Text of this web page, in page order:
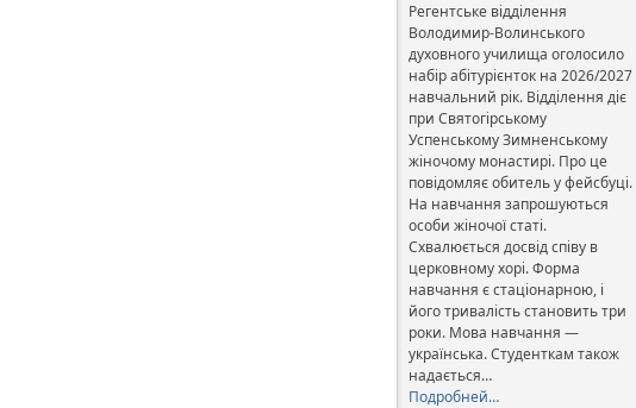
Регентське відділення
Володимир-Волинського
духовного училища оголосило
набір абітурієнток на 2026/2027
навчальний рік. Відділення діє
при Святогірському
Успенському Зимненському
жіночому монастирі. Про це
повідомляє обитель у фейсбуці.
На навчання запрошуються
особи жіночої статі.
Схвалюється досвід співу в
церковному хорі. Форма
навчання є стаціонарною, і
його тривалість становить три
роки. Мова навчання —
українська. Студенткам також
надається…
Подробней…